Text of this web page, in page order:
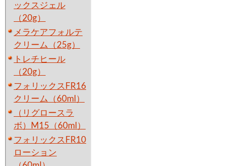
ックスジェル
（20g）
メラケアフォルテ
クリーム（25g）
トレチヒール
（20g）
フォリックスFR16
クリーム（60ml）
（リグロースラ
ボ）M15（60ml）
フォリックスFR10
ローション